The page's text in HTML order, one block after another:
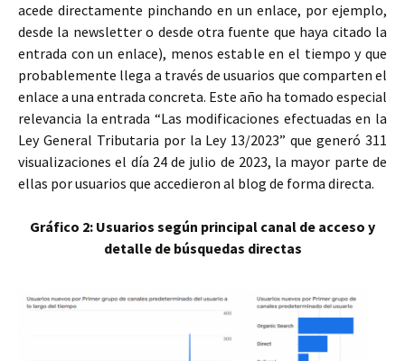
acede directamente pinchando en un enlace, por ejemplo,
desde la newsletter o desde otra fuente que haya citado la
entrada con un enlace), menos estable en el tiempo y que
probablemente llega a través de usuarios que comparten el
enlace a una entrada concreta. Este año ha tomado especial
relevancia la entrada “Las modificaciones efectuadas en la
Ley General Tributaria por la Ley 13/2023” que generó 311
visualizaciones el día 24 de julio de 2023, la mayor parte de
ellas por usuarios que accedieron al blog de forma directa.
Gráfico 2: Usuarios según principal canal de acceso y
detalle de búsquedas directas